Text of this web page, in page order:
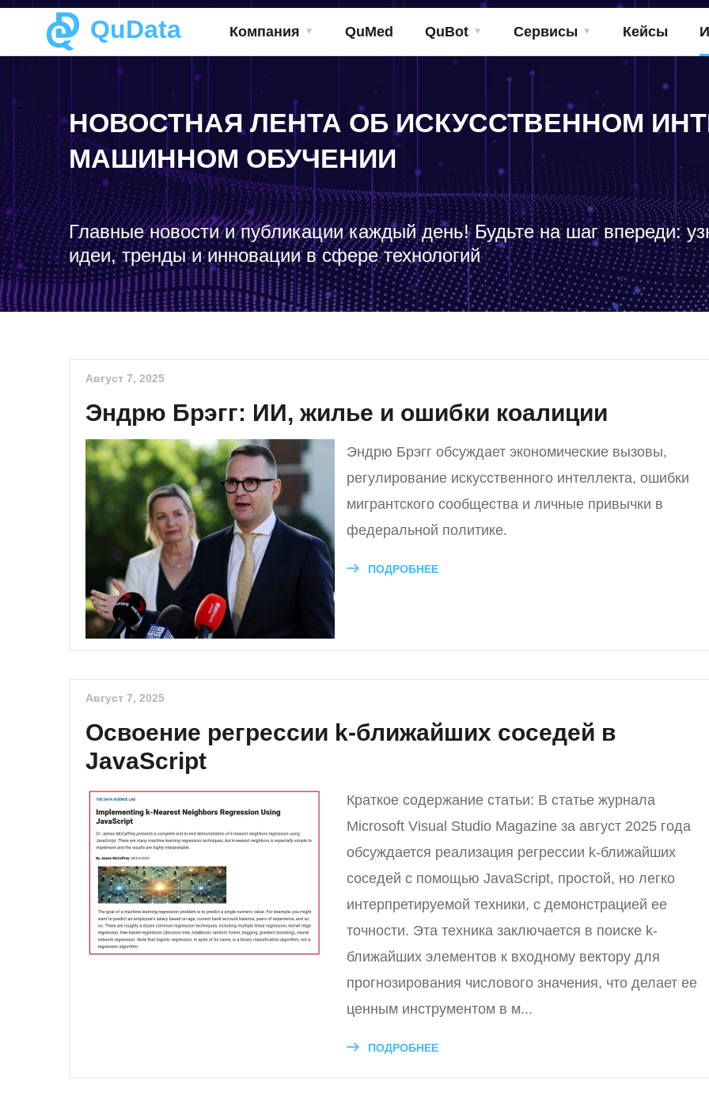
QuData Компания QuMed QuBot Сервисы Кейсы
НОВОСТНАЯ ЛЕНТА ОБ ИСКУССТВЕННОМ
МАШИННОМ ОБУЧЕНИИ
Главные новости и публикации каждый день! Будьте на шаг впереди:
идеи, тренды и инновации в сфере технологий
Август 7, 2025
Эндрю Брэгг: ИИ, жилье и ошибки коалиции
Эндрю Брэгг обсуждает экономические вызовы,
регулирование искусственного интеллекта, ошибки
мигрантского сообщества и личные привычки в
федеральной политике.
ПОДРОБНЕЕ
Август 7, 2025
Освоение регрессии k-ближайших соседей в
JavaScript
Краткое содержание статьи: В статье журнала
Microsoft Visual Studio Magazine за август 2025 года
обсуждается реализация регрессии k-ближайших
соседей с помощью JavaScript, простой, но легко
интерпретируемой техники, с демонстрацией ее
точности. Эта техника заключается в поиске k-
ближайших элементов к входному вектору для
прогнозирования числового значения, что делает ее
ценным инструментом в м...
ПОДРОБНЕЕ